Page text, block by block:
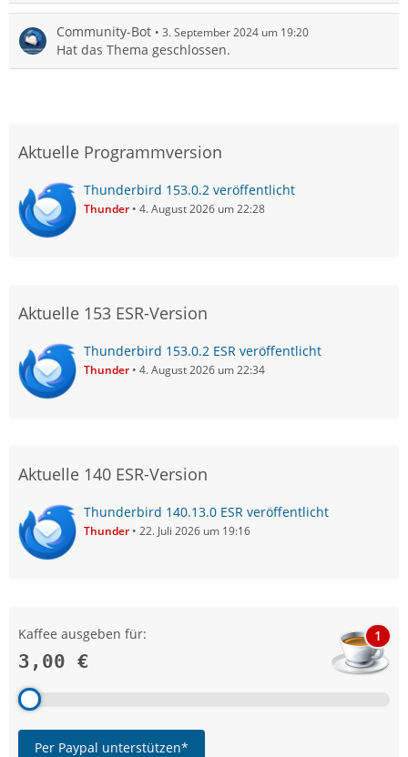
Community-Bot 3. September 2024 um 19:20
Hat das Thema geschlossen.
Aktuelle Programmversion
Thunderbird 153.0.2 veröffentlicht
Thunder 4. August 2026 um 22:28
Aktuelle 153 ESR-Version
Thunderbird 153.0.2 ESR veröffentlicht
Thunder 4. August 2026 um 22:34
Aktuelle 140 ESR-Version
Thunderbird 140.13.0 ESR veröffentlicht
Thunder 22. Juli 2026 um 19:16
Kaffee ausgeben für:
3,00 €
1
Per Paypal unterstützen*